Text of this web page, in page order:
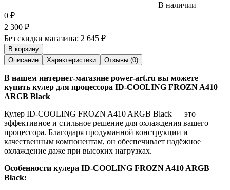
В наличии
0 ₽
2 300 ₽
Без скидки магазина: 2 645 ₽
В корзину
Описание
Характеристики Отзывы (0)
В нашем интернет-магазине power-art.ru вы можете
купить кулер для процессора ID-COOLING FROZN A410
ARGB Black
Кулер ID-COOLING FROZN A410 ARGB Black — это
эффективное и стильное решение для охлаждения вашего
процессора. Благодаря продуманной конструкции и
качественным компонентам, он обеспечивает надёжное
охлаждение даже при высоких нагрузках.
Особенности кулера ID-COOLING FROZN A410 ARGB
Black: